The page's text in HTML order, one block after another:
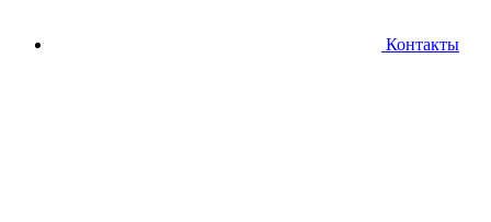
Контакты